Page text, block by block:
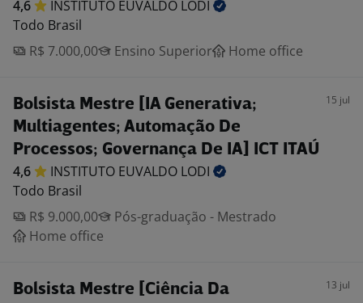
4,6 INSTITUTO EUVALDO LODI
Todo Brasil
R$ 7.000,00
Ensino Superior Home office
Bolsista Mestre [IA Generativa;
Multiagentes; Automação De
Processos; Governança De IA] ICT ITAÚ
15 jul
4,6 INSTITUTO EUVALDO LODI
Todo Brasil
R$ 9.000,00
Pós-graduação - Mestrado
Home office
Bolsista Mestre [Ciência Da
13 jul